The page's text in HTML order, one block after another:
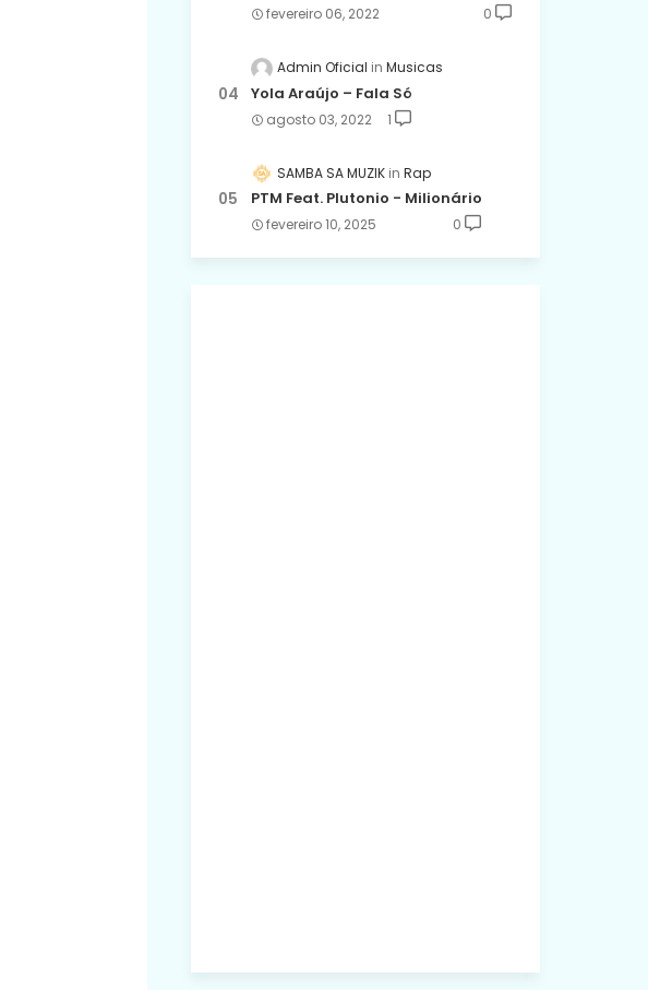
fevereiro 06, 2022 0
Admin Oficial Musicas
Yola Araújo – Fala Só
agosto 03, 2022 1
SAMBA SA MUZIK Rap
PTM Feat. Plutonio - Milionário
fevereiro 10, 2025 0